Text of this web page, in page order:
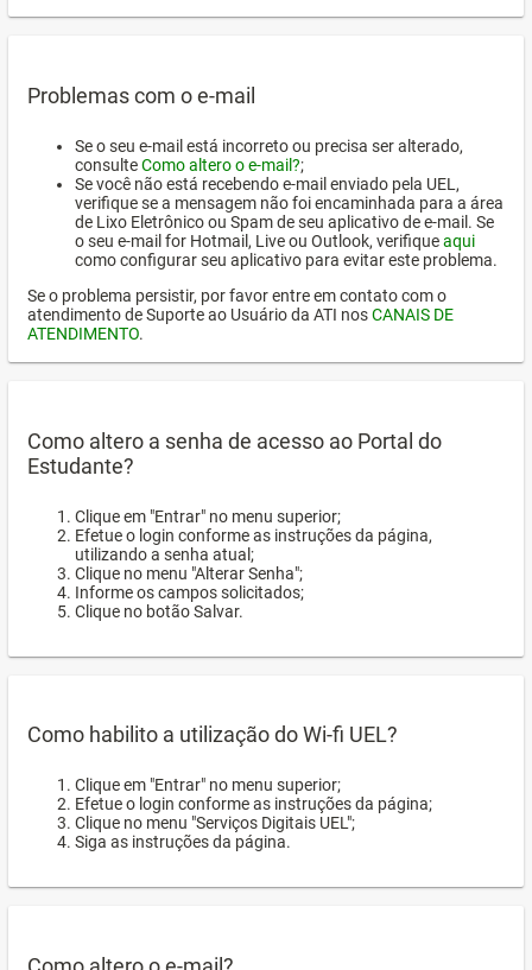
Problemas com o e-mail
Se o seu e-mail está incorreto ou precisa ser alterado,
consulteComo altero o e-mail?;
Se você não está recebendo e-mail enviado pela UEL,
verifique se a mensagem não foi encaminhada para a área
de Lixo Eletrônico ou Spam de seu aplicativo de e-mail. Se
o seu e-mail for Hotmail, Live ou Outlook, verifiqueaqui
como configurar seu aplicativo para evitar este problema.
Se o problema persistir, por favor entre em contato com o
atendimento de Suporte ao Usuário da ATI nosCANAIS DE
ATENDIMENTO.
Como altero a senha de acesso ao Portal do
Estudante?
Clique em "Entrar" no menu superior;
Efetue o login conforme as instruções da página,
utilizando a senha atual;
Clique no menu "Alterar Senha";
Informe os campos solicitados;
Clique no botão Salvar.
Como habilito a utilização do Wi-fi UEL?
Clique em "Entrar" no menu superior;
Efetue o login conforme as instruções da página;
Clique no menu "Serviços Digitais UEL";
Siga as instruções da página.